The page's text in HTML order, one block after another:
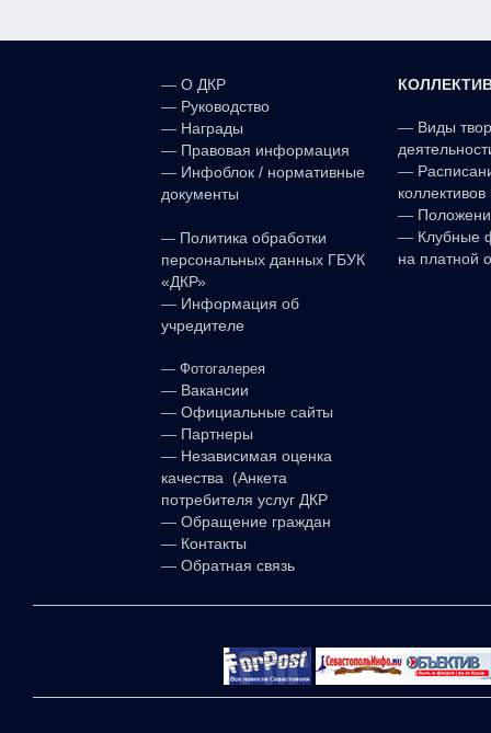
— О ДКР
— Руководство
— Награды
— Правовая информация
— Инфоблок / нормативные
документы
— Политика обработки
персональных данных ГБУК
«ДКР»
— Информация об
учредителе
— Фотогалерея
— Вакансии
— Официальные сайты
— Партнеры
— Независимая оценка
качества (Анкета
потребителя услуг ДКР
— Обращение граждан
— Контакты
— Обратная связь
— Виды
—
—
— Клубные
на платной